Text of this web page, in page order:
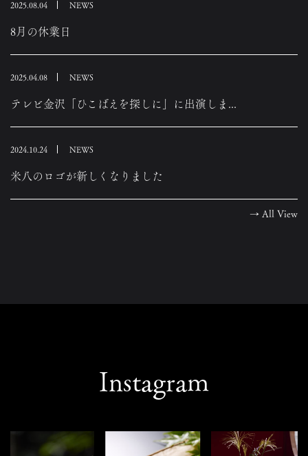
2025.08.04 NEWS
8月の休業日
2025.04.08 NEWS
テレビ金沢「ひこばえを探しに」に出演しま...
2024.10.24 NEWS
米八のロゴが新しくなりました
→ All View
Instagram